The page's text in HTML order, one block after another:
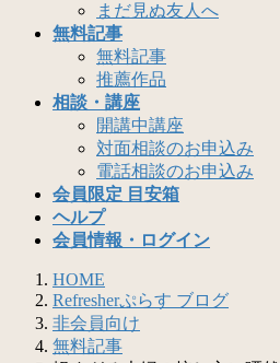
まだ見ぬ友人へ
無料記事
無料記事
推薦作品
相談・講座
開講中講座
対面相談のお申込み
電話相談のお申込み
会員限定 目安箱
ヘルプ
会員情報・ログイン
HOME
Refresherぷらす ブログ
非会員向け
無料記事